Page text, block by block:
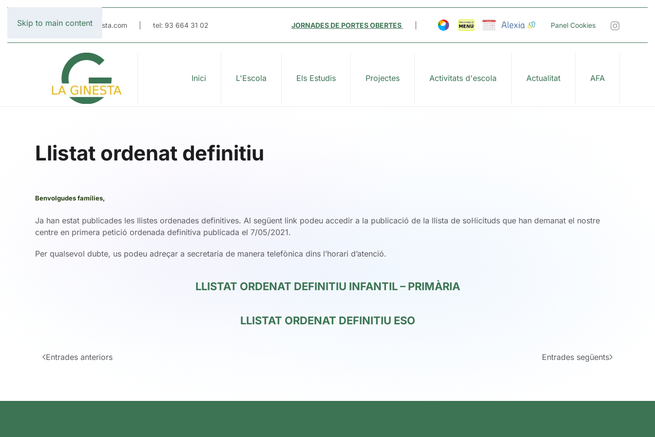
Skip to main content
email: escola@laginesta.com | tel: 93 664 31 02 JORNADES DE PORTES OBERTES Panel Cookies
Inici L'Escola Els Estudis Projectes Activitats d'escola Actualitat AFA
Llistat ordenat definitiu
Benvolgudes famílies,
Ja han estat publicades les llistes ordenades definitives. Al següent link podeu accedir a la publicació de la llista de sol·licituds que han demanat el nostre
centre en primera petició ordenada definitiva publicada el 7/05/2021.
Per qualsevol dubte, us podeu adreçar a secretaria de manera telefònica dins l’horari d’atenció.
LLISTAT ORDENAT DEFINITIU INFANTIL – PRIMÀRIA
LLISTAT ORDENAT DEFINITIU ESO
Entrades anteriors Entrades següents